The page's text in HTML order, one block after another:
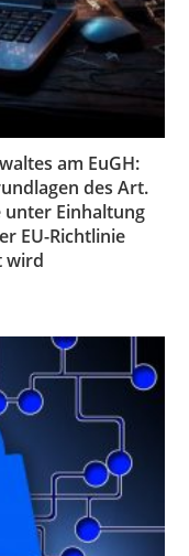
am EuGH:
des Art.
unter Einhaltung
EU-Richtlinie
wird